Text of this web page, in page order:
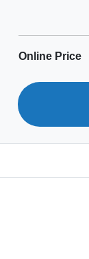
Online Price